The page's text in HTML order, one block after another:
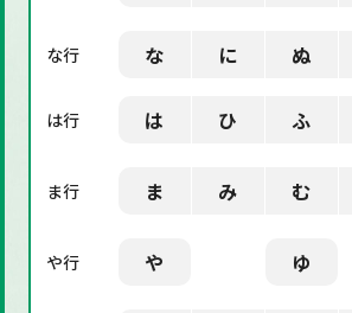
な行 な に ぬ
は行 は ひ ふ
ま行 ま み む
や行 や ゆ